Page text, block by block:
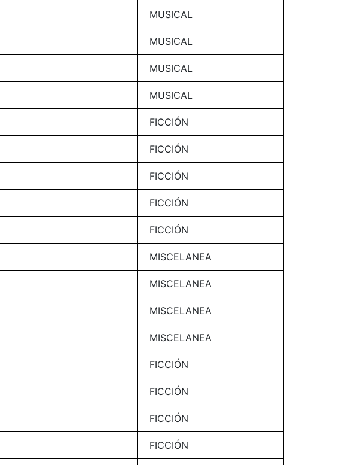
MUSICAL
MUSICAL
MUSICAL
MUSICAL
FICCIÓN
FICCIÓN
FICCIÓN
FICCIÓN
FICCIÓN
MISCELANEA
MISCELANEA
MISCELANEA
MISCELANEA
FICCIÓN
FICCIÓN
FICCIÓN
FICCIÓN